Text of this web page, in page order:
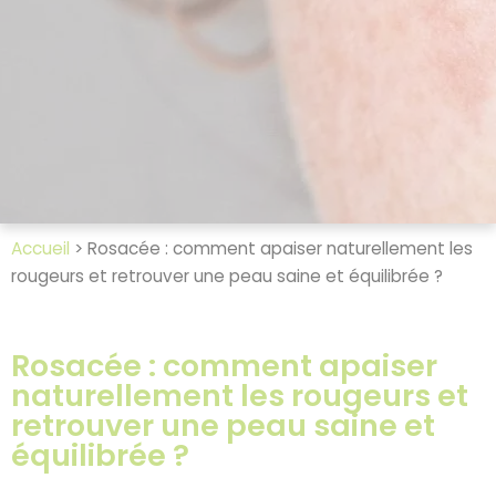
Accueil > Rosacée : comment apaiser naturellement les
rougeurs et retrouver une peau saine et équilibrée ?
Rosacée : comment apaiser
naturellement les rougeurs et
retrouver une peau saine et
équilibrée ?